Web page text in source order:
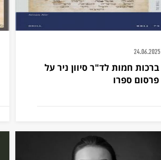
24.06.2025
ברכות חמות לד"ר סיוון ניר על
פרסום ספרו